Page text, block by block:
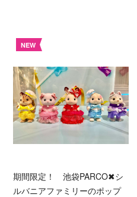
NEW
期間限定！ 池袋PARCO✖シ
ルバニアファミリーのポップ